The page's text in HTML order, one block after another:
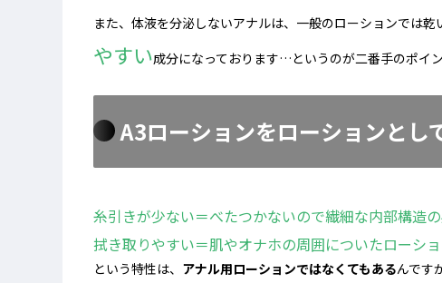
また、体液を分泌しないアナルは、一般のローションでは乾
やすい成分になっております…というのが二番手のポイン
A3ローションをローションとし
糸引きが少ない＝べたつかないので繊細な内部構造
拭き取りやすい＝肌やオナホの周囲についたローシ
という特性は、 アナル用ローションではなくてもあるんです